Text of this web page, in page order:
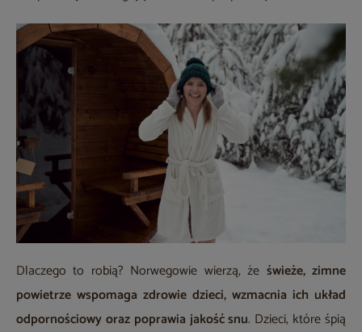
Dlaczego to robią? Norwegowie wierzą, że świeże, zimne
powietrze wspomaga zdrowie dzieci, wzmacnia ich układ
odpornościowy oraz poprawia jakość snu. Dzieci, które śpią